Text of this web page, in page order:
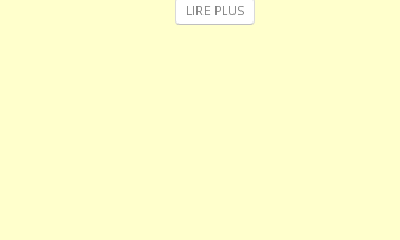
LIRE PLUS